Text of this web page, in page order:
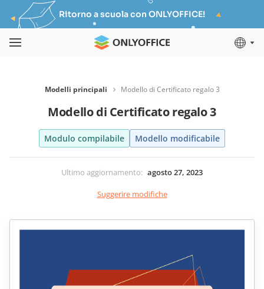
Ritorno a scuola con ONLYOFFICE!
Modelli principali Modello di Certificato regalo 3
Modello di Certificato regalo 3
Modulo compilabile Modello modificabile
Ultimo aggiornamento: agosto 27, 2023
Suggerire modifiche